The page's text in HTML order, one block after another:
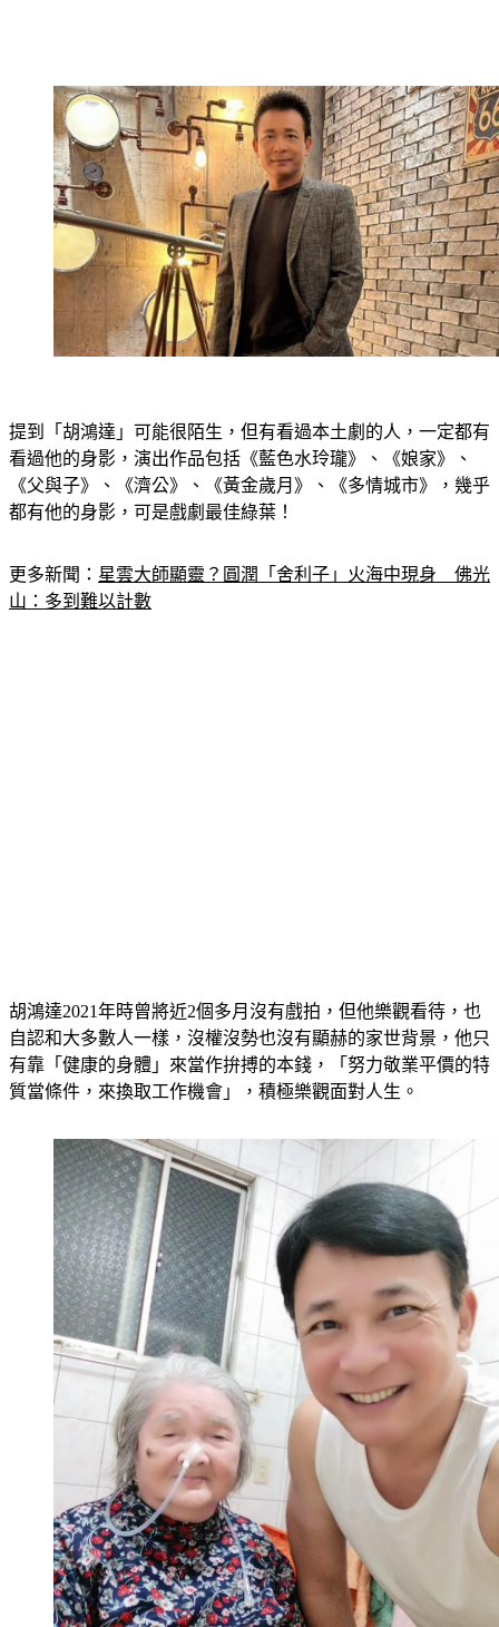
提到「胡鴻達」可能很陌生，但有看過本土劇的人，一定都有
看過他的身影，演出作品包括《藍色水玲瓏》、《娘家》、
《父與子》、《濟公》、《黃金歲月》、《多情城市》，幾乎
都有他的身影，可是戲劇最佳綠葉！
更多新聞： 星雲大師顯靈？圓潤「舍利子」火海中現身　佛光
山：多到難以計數
胡鴻達2021年時曾將近2個多月沒有戲拍，但他樂觀看待，也
自認和大多數人一樣，沒權沒勢也沒有顯赫的家世背景，他只
有靠「健康的身體」來當作拚搏的本錢，「努力敬業平價的特
質當條件，來換取工作機會」，積極樂觀面對人生。